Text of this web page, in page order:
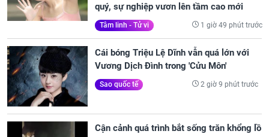
quý, sự nghiệp vươn lên tầm cao mới
Tâm linh - Tử vi 1 giờ 49 phút trước
Cái bóng Triệu Lệ Dĩnh vẫn quá lớn với
Vương Dịch Đình trong 'Cửu Môn'
Sao quốc tế 2 giờ 9 phút trước
Cận cảnh quá trình bắt sống trăn khổng lồ